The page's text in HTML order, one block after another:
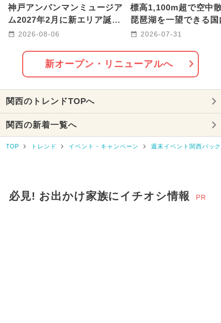
2024年5月のイベント
2024年7月のイベント
2025年1月のイベント
2024年11月のイベント
2025年3月のイベント
2025年9月のイベント
2024年3月のイベント
神戸アンパンマンミュージア
ム2027年2月に新エリア誕生
へ 海と冒険がテーマ！
2026-08-06
標高1,100m超で空中
琵琶湖を一望できる国
220mの絶景吊り橋が
2026-07-31
新オープン・リニューアルへ
関西のトレンドTOPへ
関西の新着一覧へ
TOP トレンド イベント・キャンペーン 週末イベント関西パック
必見! お出かけ家族にイチオシ情報 PR